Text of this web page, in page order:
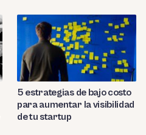
5 estrategias de bajo costo
para aumentar la visibilidad
de tu startup